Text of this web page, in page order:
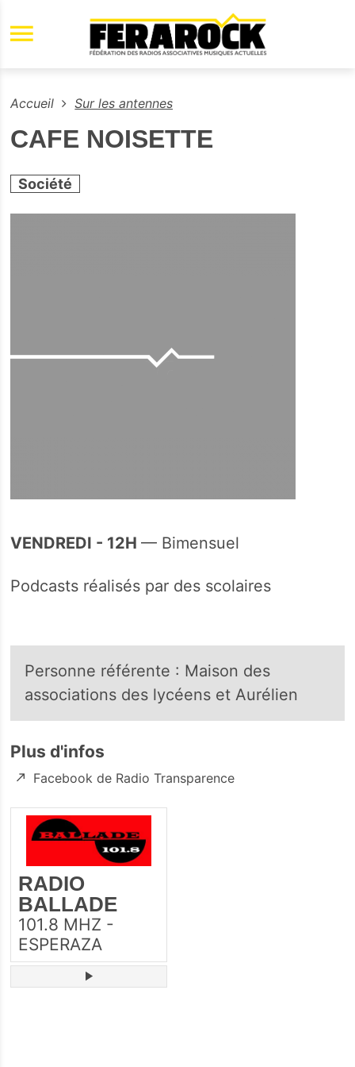
Aller au contenu principal
Accueil Sur les antennes
CAFE NOISETTE
Société
VENDREDI - 12H— Bimensuel
Podcasts réalisés par des scolaires
Personne référente : Maison des
associations des lycéens et Aurélien
Plus d'infos
Facebook de Radio Transparence
RADIO
BALLADE
101.8 MHZ -
ESPERAZA